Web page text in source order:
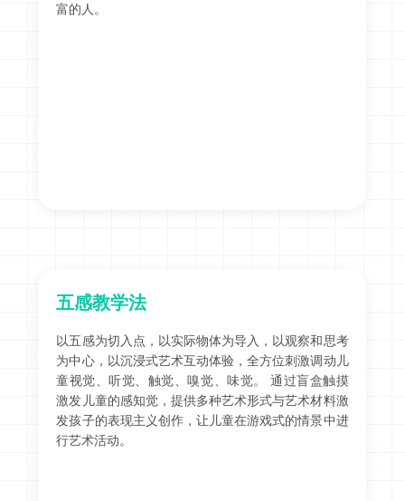
富的人。
五感教学法
以五感为切入点，以实际物体为导入，以观察和思考
为中心，以沉浸式艺术互动体验，全方位刺激调动儿
童视觉、听觉、触觉、嗅觉、味觉。 通过盲盒触摸
激发儿童的感知觉，提供多种艺术形式与艺术材料激
发孩子的表现主义创作，让儿童在游戏式的情景中进
行艺术活动。